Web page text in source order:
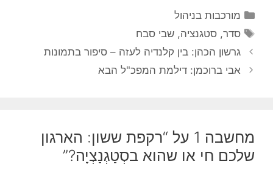
קטגוריות
מורכבות בניהול
תגיות
סדר,סטגנציה,שבי סבח
גרשון הכהן: בין קלנדיה לעזה – סיפור בתמונות
אבי ברוכמן: דילמת המפכ"ל הבא
מחשבה 1 על “רקפת ששון: הארגון
שלכם חי או שהוא בסְטַגְנַצְיָה?”